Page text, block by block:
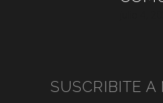
SUSCRIBITE A